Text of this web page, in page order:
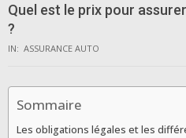
Quel est le prix pour
?
IN: ASSURANCE AUTO
Sommaire
Les obligations légales et les